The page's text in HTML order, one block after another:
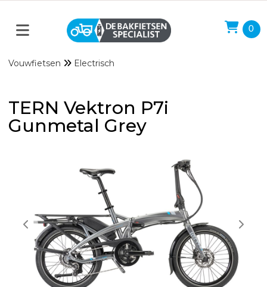
0
Vouwfietsen Electrisch
TERN Vektron P7i
Gunmetal Grey